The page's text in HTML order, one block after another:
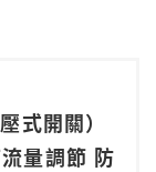
式開關）
量調節 防